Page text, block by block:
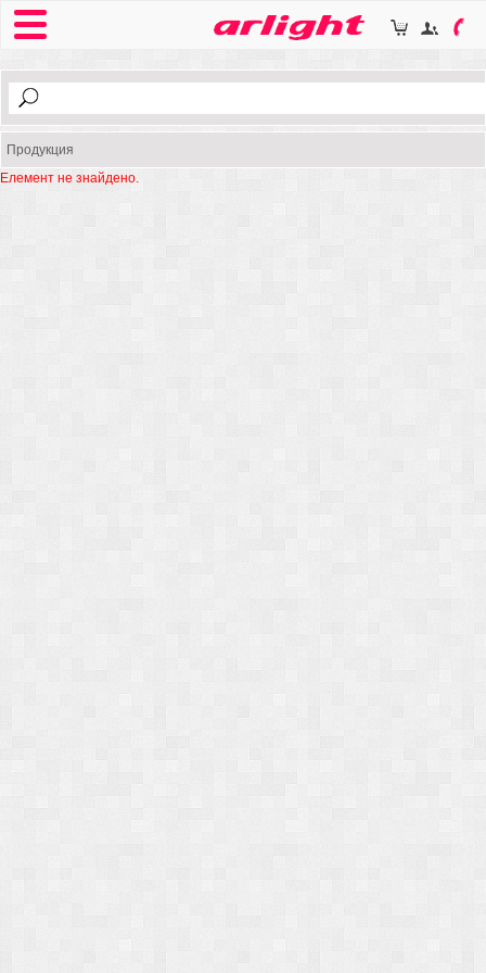
Продукция
Елемент не знайдено.